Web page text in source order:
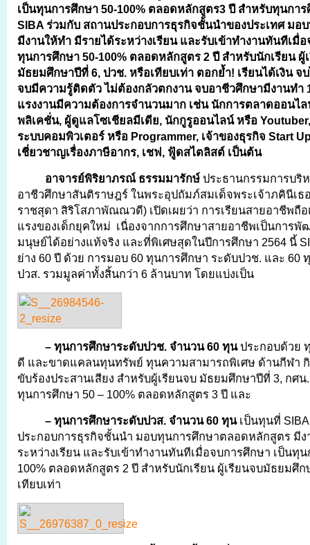
เป็นทุนการศึกษา 50-100% ตลอดหลักสูตร3 ปี สำหรับทุนกา
SIBA ร่วมกับ สถานประกอบการธุรกิจชั้นนำของประเทศ มอ
มีงานให้ทำ มีรายได้ระหว่างเรียน และรับเข้าทำงานทันทีเมื่
ทุนการศึกษา 50-100% ตลอดหลักสูตร 2 ปี สำหรับนักเรียน ผู้
มัธยมศึกษาปีที่ 6, ปวช. หรือเทียบเท่า ตอกย้ำ! เรียนได้เงิน จ
จบมีความรู้ติดตัว ไม่ต้องกลัวตกงาน จบอาชีวศึกษามีงานทำ
แรงงานมีความต้องการจำนวนมาก เช่น นักการตลาดออนไ
พลิเคชั่น, ผู้ดูแลโซเชียลมีเดีย, นักกูรูออนไลน์ หรือ
ระบบคอมพิวเตอร์ หรือ Programmer, เจ้าของธุรกิจ Start
เชี่ยวชาญเรื่องภาษีอากร, เชฟ, ฟู้ดสไตลิสต์ เป็นต้น
อาจารย์พิริยาภรณ์ ธรรมมารักษ์ ประธานกรรมการบริ
อาชีวศึกษาสันติราษฎร์ ในพระอุปถัมภ์สมเด็จพระเจ้าภคินีเธ
ราชสุดา สิริโสภาพัณณวดี) เปิดเผยว่า การเรียนสายอาชีพถื
แรงของเด็กยุคใหม่ เนื่องจากการศึกษาสายอาชีพเป็นการพั
มนุษย์ได้อย่างแท้จริง และที่พิเศษสุดในปีการศึกษา 2564 นี้
ย่าง 60 ปี ด้วย การมอบ 60 ทุนการศึกษา ระดับปวช. และ 60
ปวส. รวมมูลค่าทั้งสิ้นกว่า 6 ล้านบาท โดยแบ่งเป็น
– ทุนการศึกษาระดับปวช. จำนวน 60 ทุน ประกอบด้วย
ดี และขาดแคลนทุนทรัพย์ ทุนความสามารถพิเศษ ด้านกีฬา
ขับร้องประสานเสียง สำหรับผู้เรียนจบ มัธยมศึกษาปีที่ 3, กศน
ทุนการศึกษา 50 – 100% ตลอดหลักสูตร 3 ปี และ
– ทุนการศึกษาระดับปวส. จำนวน 60 ทุน เป็นทุนที่
ประกอบการธุรกิจชั้นนำ มอบทุนการศึกษาตลอดหลักสูตร มีง
ระหว่างเรียน และรับเข้าทำงานทันทีเมื่อจบการศึกษา เป็นทุ
100% ตลอดหลักสูตร 2 ปี สำหรับนักเรียน ผู้เรียนจบมัธยมศึก
เทียบเท่า